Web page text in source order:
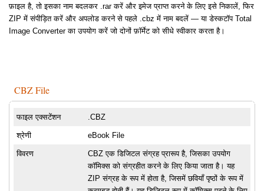
फ़ाइल है, तो इसका नाम बदलकर .rar करें और इमेज प्राप्त करने के लिए इसे निकालें, फिर
ZIP में संपीड़ित करें और अपलोड करने से पहले .cbz में नाम बदलें — या डेस्कटॉप Total
Image Converter का उपयोग करें जो दोनों फ़ॉर्मेट को सीधे स्वीकार करता है।
CBZ File
फाइल एक्सटेंशन .CBZ
श्रेणी eBook File
विवरण
CBZ एक डिजिटल संग्रह प्रारूप है, जिसका उपयोग
कॉमिक्स को संग्रहीत करने के लिए किया जाता है। यह
ZIP संग्रह के रूप में होता है, जिसमें छवियाँ पृष्ठों के रूप में